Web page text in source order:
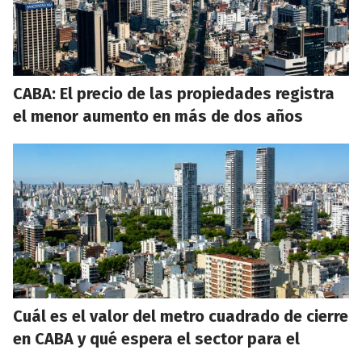
CABA: El precio de las propiedades registra
el menor aumento en más de dos años
Cuál es el valor del metro cuadrado de cierre
en CABA y qué espera el sector para el